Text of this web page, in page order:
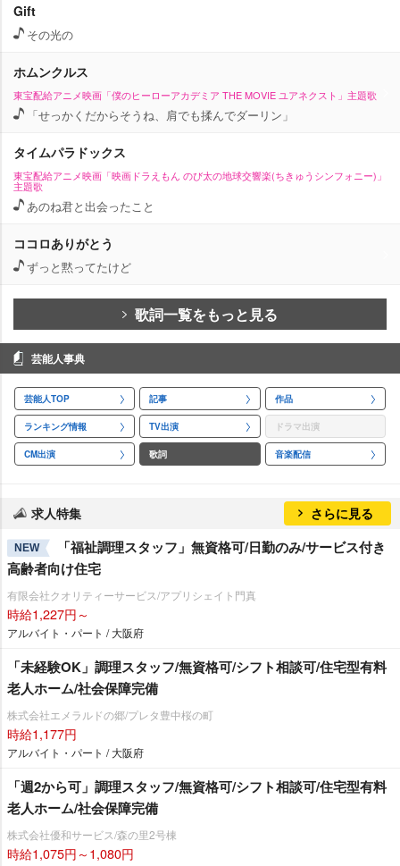
Gift
その光の
ホムンクルス
東宝配給アニメ映画「僕のヒーローアカデミア THE MOVIE ユアネクスト」主題歌
「せっかくだからそうね、肩でも揉んでダーリン」
タイムパラドックス
東宝配給アニメ映画「映画ドラえもん のび太の地球交響楽(ちきゅうシンフォニー)」
主題歌
あのね君と出会ったこと
ココロありがとう
ずっと黙ってたけど
歌詞一覧をもっと見る
芸能人事典
芸能人TOP 記事 作品
ランキング情報 TV出演 ドラマ出演
CM出演 歌詞 音楽配信
求人特集 さらに見る
NEW
「福祉調理スタッフ」無資格可/日勤のみ/サービス付き
高齢者向け住宅
有限会社クオリティーサービス/アプリシェイト門真
時給1,227円～
アルバイト・パート / 大阪府
「未経験OK」調理スタッフ/無資格可/シフト相談可/住宅型有料
老人ホーム/社会保障完備
株式会社エメラルドの郷/プレタ豊中桜の町
時給1,177円
アルバイト・パート / 大阪府
「週2から可」調理スタッフ/無資格可/シフト相談可/住宅型有料
老人ホーム/社会保障完備
株式会社優和サービス/森の里2号棟
時給1,075円～1,080円